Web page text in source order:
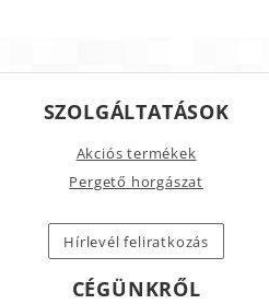
SZOLGÁLTATÁSOK
Akciós termékek
Pergető horgászat
Hírlevél feliratkozás
CÉGÜNKRŐL